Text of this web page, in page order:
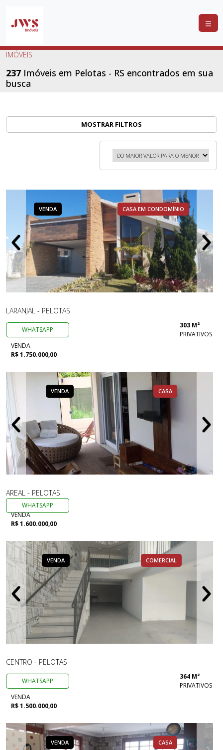
COMPRAR
LANÇAMENTOS
IMÓVEIS
237 Imóveis em Pelotas - RS encontrados em sua
busca
MOSTRAR FILTROS
VENDA CASA EM CONDOMÍNIO
LARANJAL - PELOTAS
WHATSAPP
303 M²
PRIVATIVOS
VENDA
R$ 1.750.000,00
VENDA CASA
AREAL - PELOTAS
WHATSAPP
VENDA
R$ 1.600.000,00
VENDA COMERCIAL
CENTRO - PELOTAS
WHATSAPP
364 M²
PRIVATIVOS
VENDA
R$ 1.500.000,00
VENDA CASA